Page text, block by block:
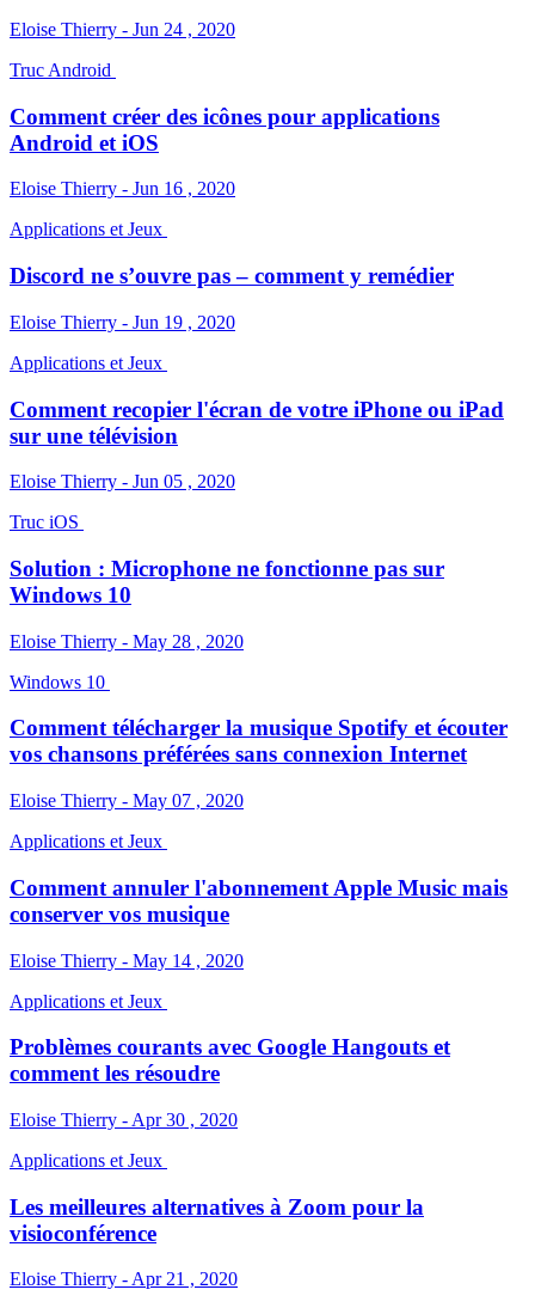
Eloise Thierry - Jun 24 , 2020
Truc Android
Comment créer des icônes pour applications
Android et iOS
Eloise Thierry - Jun 16 , 2020
Applications et Jeux
Discord ne s’ouvre pas – comment y remédier
Eloise Thierry - Jun 19 , 2020
Applications et Jeux
Comment recopier l'écran de votre iPhone ou iPad
sur une télévision
Eloise Thierry - Jun 05 , 2020
Truc iOS
Solution : Microphone ne fonctionne pas sur
Windows 10
Eloise Thierry - May 28 , 2020
Windows 10
Comment télécharger la musique Spotify et écouter
vos chansons préférées sans connexion Internet
Eloise Thierry - May 07 , 2020
Applications et Jeux
Comment annuler l'abonnement Apple Music mais
conserver vos musique
Eloise Thierry - May 14 , 2020
Applications et Jeux
Problèmes courants avec Google Hangouts et
comment les résoudre
Eloise Thierry - Apr 30 , 2020
Applications et Jeux
Les meilleures alternatives à Zoom pour la
visioconférence
Eloise Thierry - Apr 21 , 2020